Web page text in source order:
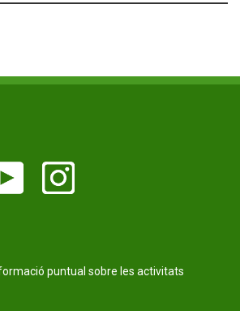
puntual sobre les activitats